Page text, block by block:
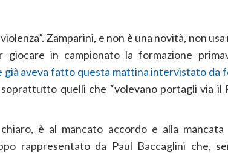
Zamparini, e non è una novità, non
giocare in campionato la formazione
già aveva fatto questa mattina intervistato da
quelli che “volevano portagli via il
è al mancato accordo e alla mancata
rappresentato da Paul Baccaglini che,